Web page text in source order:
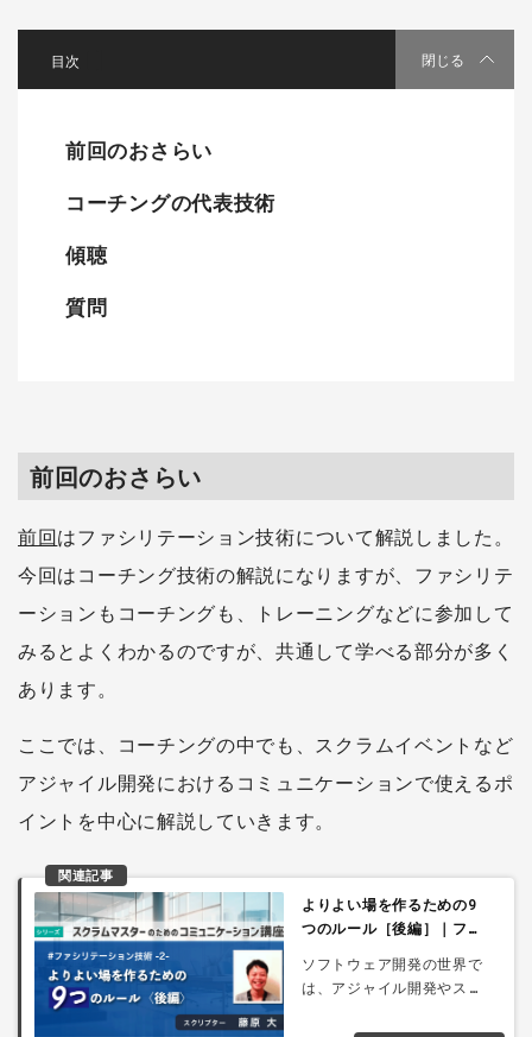
閉じる
前回のおさらい
コーチングの代表技術
傾聴
質問
前回のおさらい
前回はファシリテーション技術について解説しました。
今回はコーチング技術の解説になりますが、ファシリテ
ーションもコーチングも、トレーニングなどに参加して
みるとよくわかるのですが、共通して学べる部分が多く
あります。
ここでは、コーチングの中でも、スクラムイベントなど
アジャイル開発におけるコミュニケーションで使えるポ
イントを中心に解説していきます。
関連記事
よりよい場を作るための9
つのルール［後編］｜ファ
ソフトウェア開発の世界で
は、アジャイル開発やスク